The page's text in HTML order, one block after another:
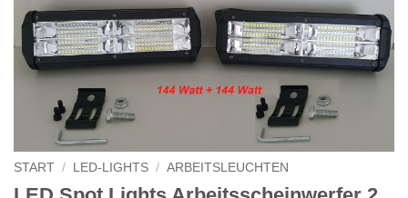
START / LED-LIGHTS / ARBEITSLEUCHTEN